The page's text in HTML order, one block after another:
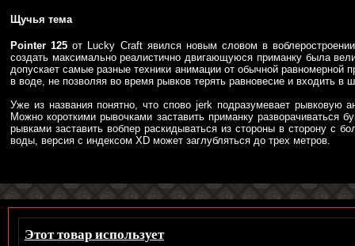
Щучья тема
Pointer 125 от Lucky Craft явился новым словом в
создать максимально реалистично двигающуюся приманку была
допускает самые разные техники анимации от обычной равномерной
в воде, не позволяя во время рывков терять равновесие и входить в
Уже из названия понятно, что спово jerk подразумевает рывковую
Можно короткими рывочками заставить приманку
рывками заставить вобпер раскидываться из стороны в сторону с
воды, версия с индексом XD может заглубляться до трех метров.
Этот товар использует